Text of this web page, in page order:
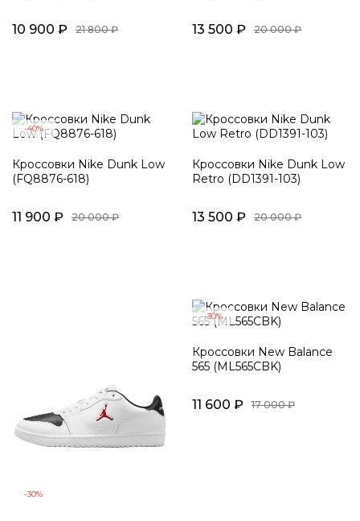
10 900 ₽ 21 800 ₽ 13 500 ₽ 20 000 ₽
-40%
Кроссовки Nike Dunk Low
(FQ8876-618)
11 900 ₽ 20 000 ₽
Кроссовки Nike Dunk Low
Retro (DD1391-103)
13 500 ₽ 20 000 ₽
-30%
-30%
Кроссовки New Balance
565 (ML565CBK)
11 600 ₽ 17 000 ₽